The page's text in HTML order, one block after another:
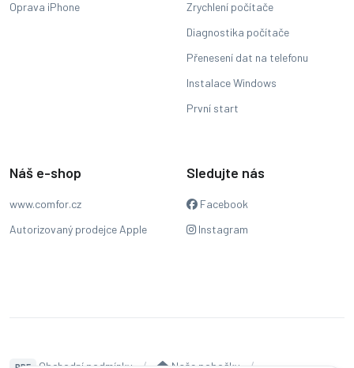
Oprava iPhone
Zrychlení počítače
Diagnostika počítače
Přenesení dat na telefonu
Instalace Windows
První start
Náš e-shop
www.comfor.cz
Autorizovaný prodejce Apple
Sledujte nás
Facebook
Instagram